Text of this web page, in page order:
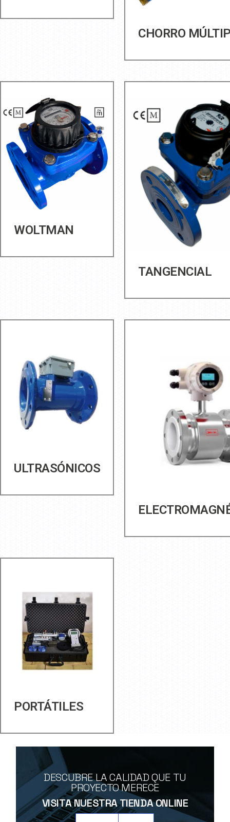
CHORRO
WOLTMAN
TANGENCIAL
ULTRASÓNICOS
PORTÁTILES
DESCUBRE LA CALIDAD QUE TU
PROYECTO MERECE
VISITA NUESTRA TIENDA ONLINE